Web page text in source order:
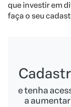
que investir em
faça o seu
e tenha
a